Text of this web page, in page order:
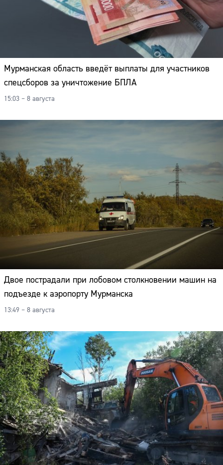
Мурманская область введёт выплаты для участников
спецсборов за уничтожение БПЛА
15:03 – 8 августа
Двое пострадали при лобовом столкновении машин на
подъезде к аэропорту Мурманска
13:49 – 8 августа